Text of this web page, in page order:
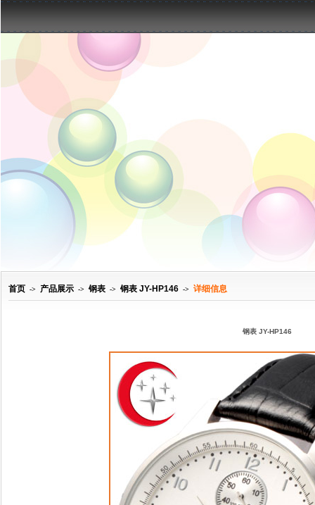
首页 -> 产品展示 -> 钢表 -> 钢表 JY-HP146 -> 详细信息
钢表 JY-HP146